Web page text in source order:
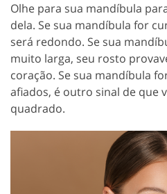
Olhe para sua mandíbula
dela. Se sua mandíbula for
será redondo. Se sua
muito larga, seu rosto
coração. Se sua mandíbula
afiados, é outro sinal de que
quadrado.